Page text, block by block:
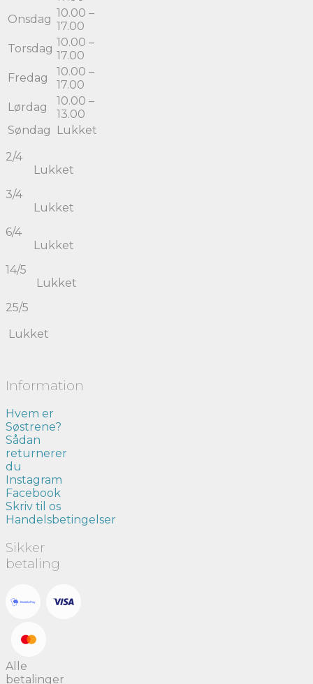
Onsdag 10.00 –
17.00
Torsdag 10.00 –
17.00
Fredag
10.00 –
17.00
Lørdag
10.00 –
13.00
Søndag
Lukket
2/4
Lukket
3/4
Lukket
6/4
Lukket
14/5
Lukket
25/5
Lukket
Information
Hvem er
Søstrene?
Sådan
returnerer
du
Instagram
Facebook
Skriv til os
Handelsbetingelser
Sikker
betaling
Alle
betalinger